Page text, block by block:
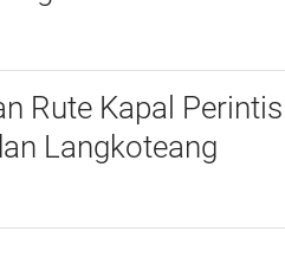
Rute Kapal Perintis
Langkoteang